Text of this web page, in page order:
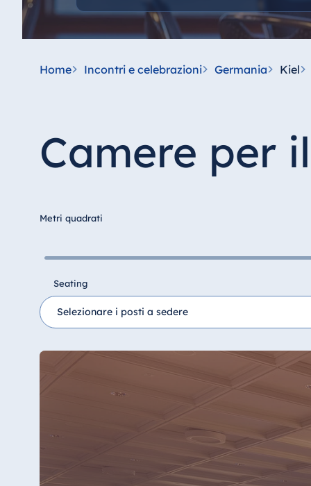
Hotel Bad Salzuflen
proArte Hotel Berlin
Hotel Dresden
Hotel am Schlossgarten Fulda
Hotel Köln
Hotel Königswinter
Hotel Magdeburg
Hotel Stuttgart
TitiseeHotel Titisee-Neustadt
Strandhotel Travemünde
Home Incontri e celebrazioni Germania Kiel
Camere per
Metri quadrati
Seating